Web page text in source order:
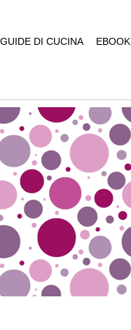
GUIDE DI CUCINA EBOOK